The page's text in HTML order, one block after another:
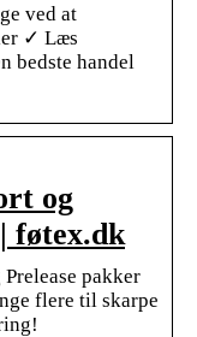
ved at
✓ Læs
bedste handel
og
føtex.dk
pakker
flere til skarpe